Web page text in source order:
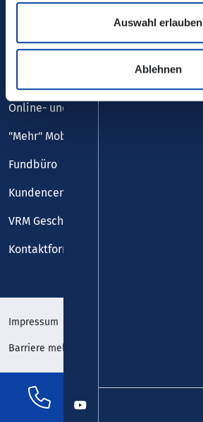
Auswahl erlauben
Ablehnen
Service
Downloadcenter
Online- und Handy-Tickets
"Mehr" Mobilität
Fundbüro
Kundencenter
VRM Geschäftsstelle
Kontaktformular
Impressum
Barriere melden